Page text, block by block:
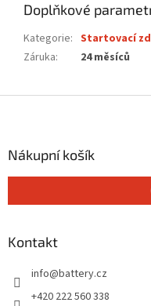
Doplňkové
Kategorie: Startovací
Záruka: 24 měsíců
Nákupní košík
Kontakt
info@battery.cz
+420 222 560 338